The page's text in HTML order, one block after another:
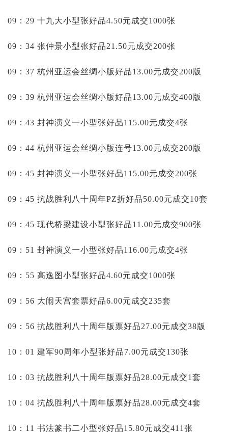
09：29 十九大小型张好品4.50元成交1000张
09：34 张仲景小型张好品21.50元成交200张
09：37 杭州亚运会丝绸小版好品13.00元成交200版
09：39 杭州亚运会丝绸小版好品13.00元成交400版
09：43 封神演义一小型张好品115.00元成交4张
09：44 杭州亚运会丝绸小版连号13.00元成交200版
09：45 封神演义一小型张好品115.00元成交200张
09：45 抗战胜利八十周年PZ折好品50.00元成交10套
09：45 现代桥梁建设小型张好品11.00元成交900张
09：51 封神演义一小型张好品116.00元成交4张
09：55 高逸图小型张好品4.60元成交1000张
09：56 大闹天宫套票好品6.00元成交235套
09：56 抗战胜利八十周年版票好品27.00元成交38版
10：01 建军90周年小型张好品7.00元成交130张
10：03 抗战胜利八十周年版票好品28.00元成交1套
10：04 抗战胜利八十周年版票好品28.00元成交4套
10：11 书法篆书二小型张好品15.80元成交411张